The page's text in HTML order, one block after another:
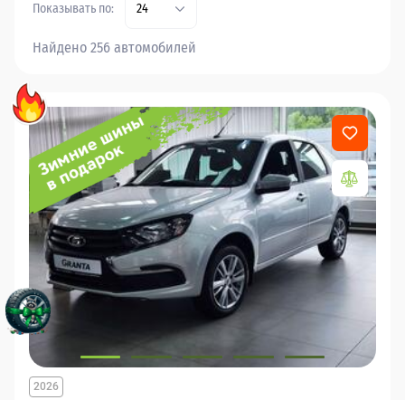
Показывать по: 24
Найдено 256 автомобилей
2026